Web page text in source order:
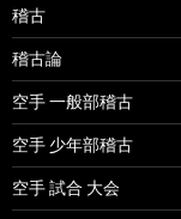
稽古
稽古論
空手 一般部稽古
空手 少年部稽古
空手 試合 大会